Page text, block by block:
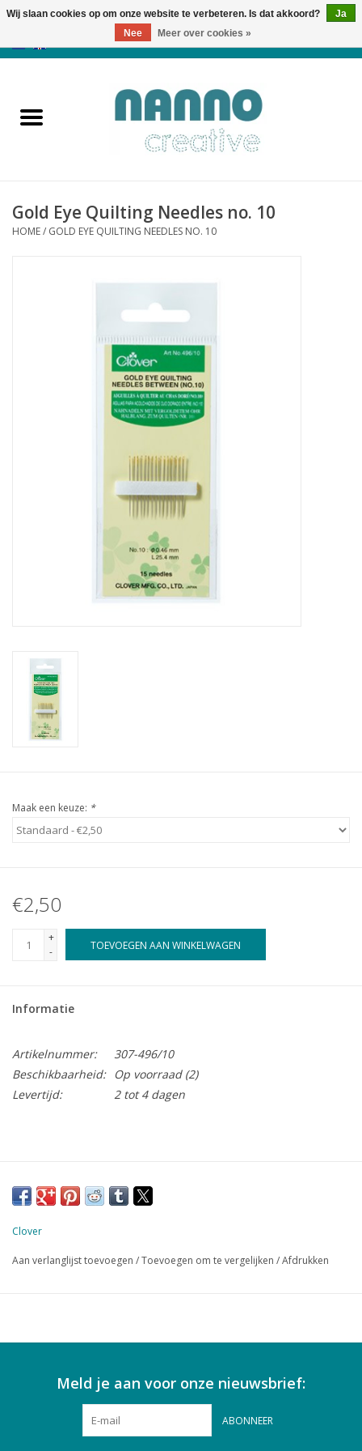
Producten
Nieuws
Gold Eye Quilting Needles no. 10
HOME/ GOLD EYE QUILTING NEEDLES NO. 10
Maak een keuze: *
€2,50
+
-
TOEVOEGEN AAN WINKELWAGEN
Informatie
Artikelnummer:
307-496/10
Beschikbaarheid:
Op voorraad(2)
Levertijd:
2 tot 4 dagen
Clover
Aan verlanglijst toevoegen /Toevoegen om te vergelijken /Afdrukken
Meld je aan voor onze nieuwsbrief:
ABONNEER
Wij slaan cookies op om onze website te verbeteren. Is dat akkoord?
Ja
Nee
Meer over cookies »